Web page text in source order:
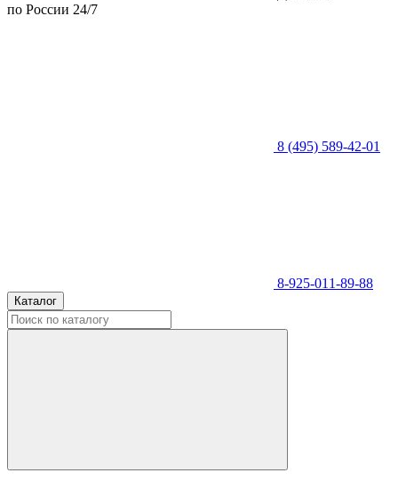
по России 24/7
8 (495) 589-42-01
8-925-011-89-88
Каталог